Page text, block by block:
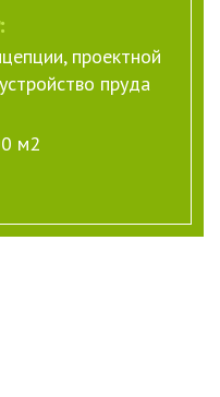
проектной
пруда
м2